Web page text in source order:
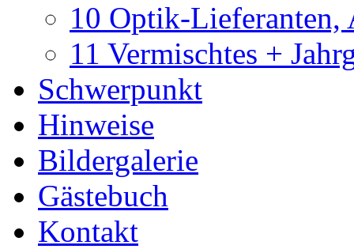
10 Optik-Lieferanten,
11 Vermischtes +
Schwerpunkt
Hinweise
Bildergalerie
Gästebuch
Kontakt